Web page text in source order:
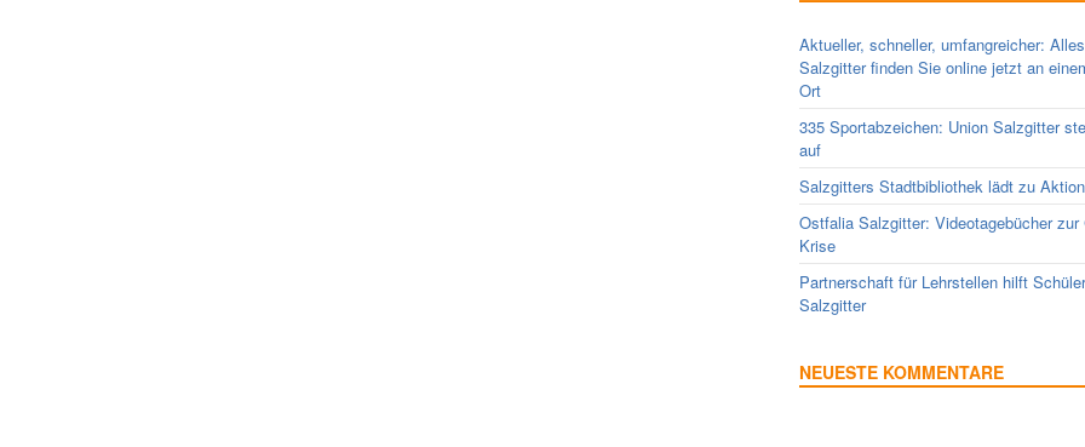
Aktueller, schneller, umfangreicher:
Salzgitter finden Sie online jetzt an
Ort
335 Sportabzeichen: Union Salzgitter
auf
Salzgitters Stadtbibliothek lädt zu
Ostfalia Salzgitter: Videotagebücher zur
Krise
Partnerschaft für Lehrstellen hilft
Salzgitter
NEUESTE KOMMENTARE